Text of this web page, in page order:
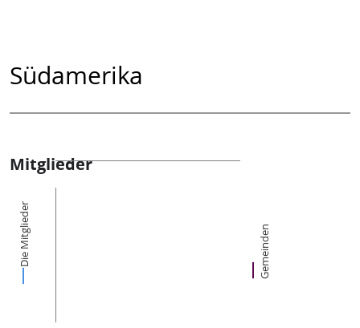
Südamerika
Mitglieder
Die Mitglieder Gemeinden